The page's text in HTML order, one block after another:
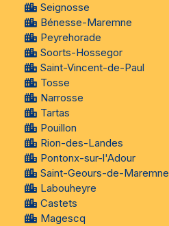
Seignosse
Bénesse-Maremne
Peyrehorade
Soorts-Hossegor
Saint-Vincent-de-Paul
Tosse
Narrosse
Tartas
Pouillon
Rion-des-Landes
Pontonx-sur-l'Adour
Saint-Geours-de-Maremne
Labouheyre
Castets
Magescq